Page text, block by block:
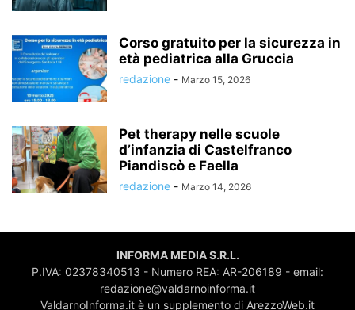
Corso gratuito per la sicurezza in
età pediatrica alla Gruccia
redazione - Marzo 15, 2026
Pet therapy nelle scuole
d’infanzia di Castelfranco
Piandiscò e Faella
redazione - Marzo 14, 2026
INFORMA MEDIA S.R.L.
P.IVA: 02378340513 - Numero REA: AR-206189 - email:
redazione@valdarnoinforma.it
ValdarnoInforma.it è un supplemento di ArezzoWeb.it